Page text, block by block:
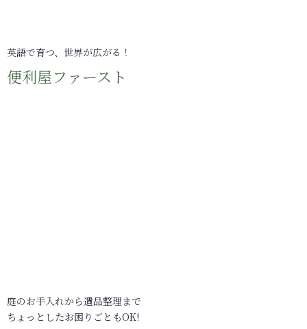
英語で育つ、世界が広がる！
便利屋ファースト
庭のお手入れから遺品整理まで
ちょっとしたお困りごともOK!